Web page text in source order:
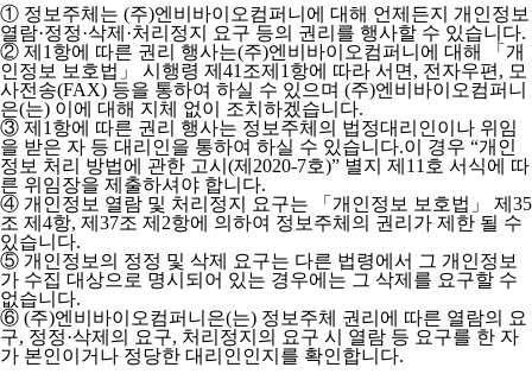
① 정보주체는 (주)엔비바이오컴퍼니에 대해 언제든지 개인정보
열람·정정·삭제·처리정지 요구 등의 권리를 행사할 수 있습니다.
② 제1항에 따른 권리 행사는(주)엔비바이오컴퍼니에 대해 「개
인정보 보호법」 시행령 제41조제1항에 따라 서면, 전자우편, 모
사전송(FAX) 등을 통하여 하실 수 있으며 (주)엔비바이오컴퍼니
은(는) 이에 대해 지체 없이 조치하겠습니다.
③ 제1항에 따른 권리 행사는 정보주체의 법정대리인이나 위임
을 받은 자 등 대리인을 통하여 하실 수 있습니다.이 경우 “개인
정보 처리 방법에 관한 고시(제2020-7호)” 별지 제11호 서식에 따
른 위임장을 제출하셔야 합니다.
④ 개인정보 열람 및 처리정지 요구는 「개인정보 보호법」 제35
조 제4항, 제37조 제2항에 의하여 정보주체의 권리가 제한 될 수
있습니다.
⑤ 개인정보의 정정 및 삭제 요구는 다른 법령에서 그 개인정보
가 수집 대상으로 명시되어 있는 경우에는 그 삭제를 요구할 수
없습니다.
⑥ (주)엔비바이오컴퍼니은(는) 정보주체 권리에 따른 열람의 요
구, 정정·삭제의 요구, 처리정지의 요구 시 열람 등 요구를 한 자
가 본인이거나 정당한 대리인인지를 확인합니다.